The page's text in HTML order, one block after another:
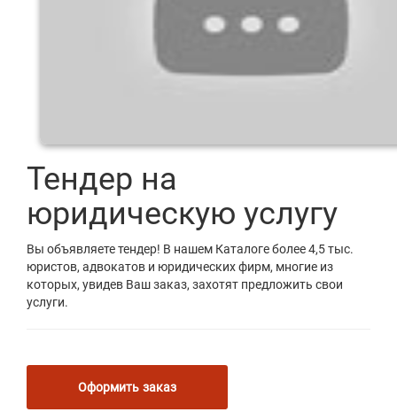
Тендер на
юридическую услугу
Вы объявляете тендер! В нашем Каталоге более 4,5 тыс.
юристов, адвокатов и юридических фирм, многие из
которых, увидев Ваш заказ, захотят предложить свои
услуги.
Оформить заказ